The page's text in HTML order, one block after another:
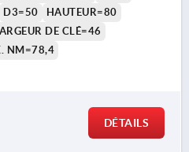
D3=50
HAUTEUR=80
DE CLÉ=46
NM=78,4
DÉTAILS